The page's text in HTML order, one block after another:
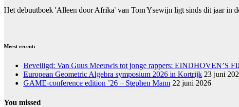
Het debuutboek 'Alleen door Afrika' van Tom Ysewijn ligt sinds dit jaar in
Meest recent:
Beveiligd: Van Guus Meeuwis tot jonge rappers: EINDHOVEN’S
European Geometric Algebra symposium 2026 in Kortrijk 23 juni
GAME-conference edition ’26 – Stephen Mann 22 juni 2026
You missed